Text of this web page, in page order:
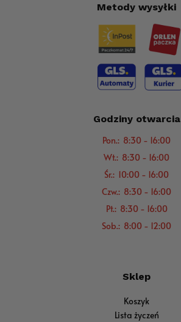
Metody wysyłki
Godziny otwarcia
Pon.: 8:30 - 16:00
Wt.: 8:30 - 16:00
Śr.: 10:00 - 16:00
Czw.: 8:30 - 16:00
Pt.: 8:30 - 16:00
Sob.: 8:00 - 12:00
Sklep
Koszyk
Lista życzeń